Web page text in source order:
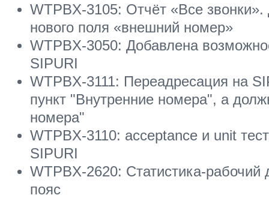
WTPBX-3105: Отчёт «Все
нового поля «внешний номер»
WTPBX-3050: Добавлена
SIPURI
WTPBX-3111: Переадресация на
пункт "Внутренние номера", а
номера"
WTPBX-3110: acceptance и unit
SIPURI
WTPBX-2620: Статистика-
пояс